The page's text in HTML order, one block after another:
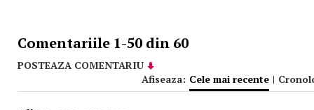
Comentariile 1-50 din 60
POSTEAZA COMENTARIU
Afiseaza: Cele mai recente |